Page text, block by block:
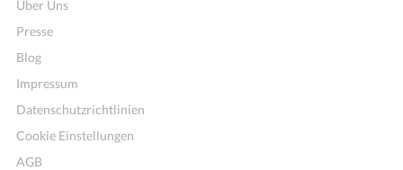
Über Uns
Presse
Blog
Impressum
Datenschutzrichtlinien
Cookie Einstellungen
AGB